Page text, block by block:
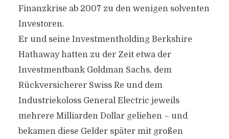
Finanzkrise ab 2007 zu den wenigen solventen
Investoren.
Er und seine Investmentholding Berkshire
Hathaway hatten zu der Zeit etwa der
Investmentbank Goldman Sachs, dem
Rückversicherer Swiss Re und dem
Industriekoloss General Electric jeweils
mehrere Milliarden Dollar geliehen – und
bekamen diese Gelder später mit großen